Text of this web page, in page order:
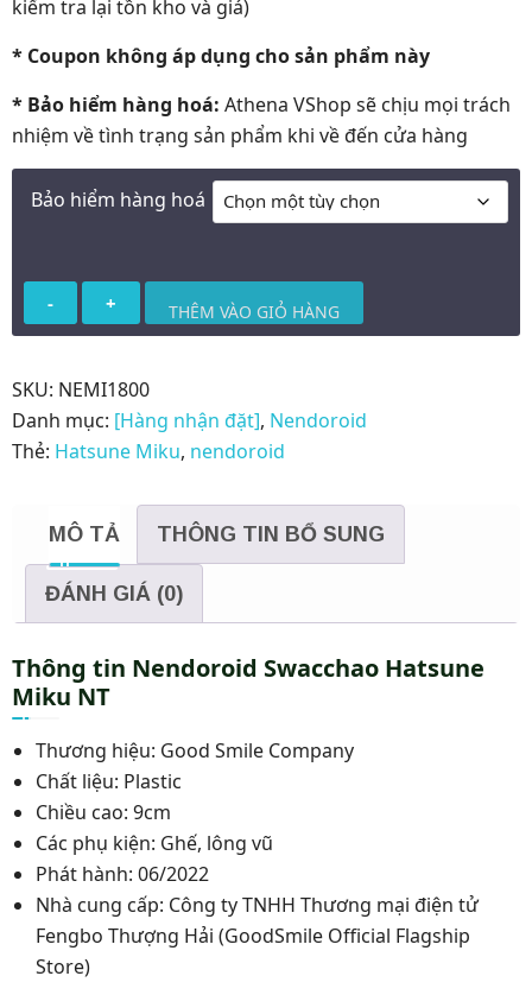
kiểm tra lại tồn kho và giá)
* Coupon không áp dụng cho sản phẩm này
* Bảo hiểm hàng hoá: Athena VShop sẽ chịu mọi trách
nhiệm về tình trạng sản phẩm khi về đến cửa hàng
Bảo hiểm hàng hoá
Nendoroid
Swacchao
Miku
NT
số
THÊM VÀO GIỎ HÀNG
SKU: NEMI1800
Danh mục: [Hàng nhận đặt], Nendoroid
Thẻ: Hatsune Miku, nendoroid
MÔ TẢ THÔNG TIN BỔ SUNG
ĐÁNH GIÁ (0)
Thông tin Nendoroid Swacchao Hatsune
Miku NT
Thương hiệu: Good Smile Company
Chất liệu: Plastic
Chiều cao: 9cm
Các phụ kiện: Ghế, lông vũ
Phát hành: 06/2022
Nhà cung cấp: Công ty TNHH Thương mại điện tử
Fengbo Thượng Hải (GoodSmile Official Flagship
Store)